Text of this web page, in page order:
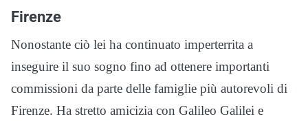
Firenze
Nonostante ciò lei ha continuato imperterrita a
inseguire il suo sogno fino ad ottenere importanti
commissioni da parte delle famiglie più autorevoli di
Firenze. Ha stretto amicizia con Galileo Galilei e